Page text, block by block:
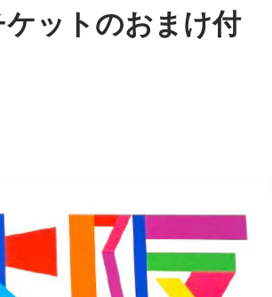
ットのおまけ付